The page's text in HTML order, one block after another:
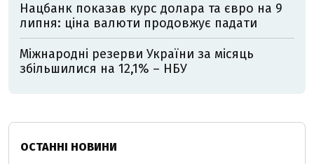
Нацбанк показав курс долара та євро на 9
липня: ціна валюти продовжує падати
Міжнародні резерви України за місяць
збільшилися на 12,1% – НБУ
ОСТАННІ НОВИНИ